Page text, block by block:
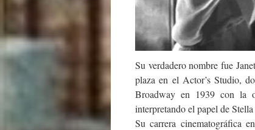
Su verdadero nombre fue
plaza en el Actor’s Studio,
Broadway en 1939 con la
interpretando el papel de
Su carrera cinematográfica